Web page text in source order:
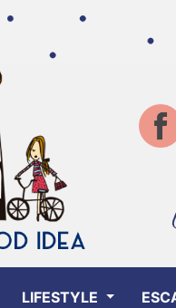
LIFESTYLE